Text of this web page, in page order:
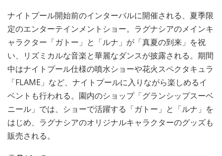
ナイトプール開始前のインターバルに開催される、夏季限
定のエンターテインメントショー。ラグナシアのメインキ
ャラクター「ガトー」と「ルナ」が「真夏の到来」を祝
い、リズミカルな音楽と華麗なダンスが披露される。期間
中はナイトプール仕様の噴水ショーや花火スペクタキュラ
「FLAME」など、ナイトプールに入りながら楽しめるイ
ベントも行われる。園内のショップ「グランシップスーベ
ニール」では、ショーで活躍する「ガトー」と「ルナ」を
はじめ、ラグナシアのオリジナルキャラクターのグッズも
販売される。